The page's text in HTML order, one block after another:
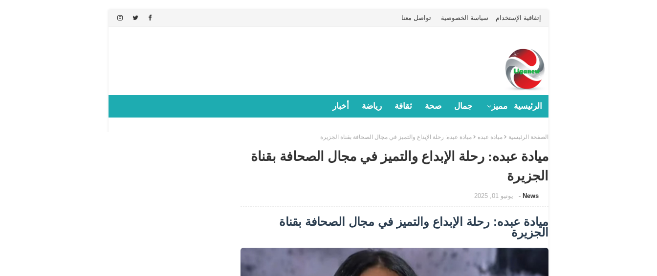
إتفاقية الإستخدام سياسة الخصوصية تواصل معنا
الرئيسية مميز جمال صحة ثقافة رياضة أخبار
الصفحة الرئيسية ميادة عبده ميادة عبده: رحلة الإبداع والتميز في مجال الصحافة بقناة الجزيرة
ميادة عبده: رحلة الإبداع والتميز في مجال الصحافة بقناة
الجزيرة
News يونيو 01, 2025
ميادة عبده: رحلة الإبداع والتميز في مجال الصحافة بقناة
الجزيرة